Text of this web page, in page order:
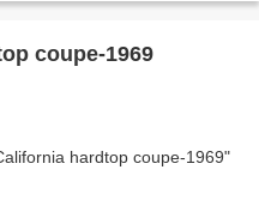
coupe-1969